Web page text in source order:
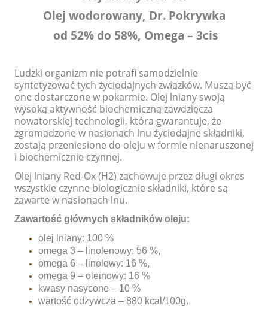
Olej wodorowany, Dr. Pokrywka
od 52% do 58%, Omega – 3cis
Ludzki organizm nie potrafi samodzielnie
syntetyzować tych życiodajnych związków. Muszą być
one dostarczone w pokarmie. Olej lniany swoją
wysoką aktywność biochemiczną zawdzięcza
nowatorskiej technologii, która gwarantuje, że
zgromadzone w nasionach lnu życiodajne składniki,
zostają przeniesione do oleju w formie nienaruszonej
i biochemicznie czynnej.
Olej lniany Red-Ox (H2) zachowuje przez długi okres
wszystkie czynne biologicznie składniki, które są
zawarte w nasionach lnu.
Zawartość głównych składników oleju:
olej lniany: 100 %
omega 3 – linolenowy: 56 %,
omega 6 – linolowy: 16 %,
omega 9 – oleinowy: 16 %
kwasy nasycone – 10 %
wartość odżywcza – 880 kcal/100g.